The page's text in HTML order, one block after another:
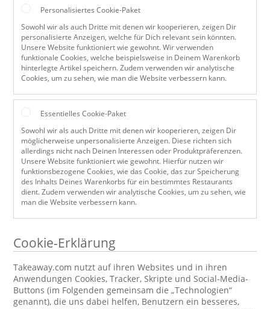
Personalisiertes Cookie-Paket
Sowohl wir als auch Dritte mit denen wir kooperieren, zeigen Dir
personalisierte Anzeigen, welche für Dich relevant sein könnten.
Unsere Website funktioniert wie gewohnt. Wir verwenden
funktionale Cookies, welche beispielsweise in Deinem Warenkorb
hinterlegte Artikel speichern. Zudem verwenden wir analytische
Cookies, um zu sehen, wie man die Website verbessern kann.
Essentielles Cookie-Paket
Sowohl wir als auch Dritte mit denen wir kooperieren, zeigen Dir
möglicherweise unpersonalisierte Anzeigen. Diese richten sich
allerdings nicht nach Deinen Interessen oder Produktpräferenzen.
Unsere Website funktioniert wie gewohnt. Hierfür nutzen wir
funktionsbezogene Cookies, wie das Cookie, das zur Speicherung
des Inhalts Deines Warenkorbs für ein bestimmtes Restaurants
dient. Zudem verwenden wir analytische Cookies, um zu sehen, wie
man die Website verbessern kann.
Cookie-Erklärung
Takeaway.com nutzt auf ihren Websites und in ihren
Anwendungen Cookies, Tracker, Skripte und Social-Media-
Buttons (im Folgenden gemeinsam die „Technologien“
genannt), die uns dabei helfen, Benutzern ein besseres,